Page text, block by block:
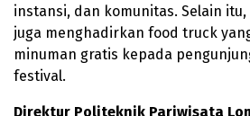
instansi, dan komunitas. Selain
juga menghadirkan food truck
minuman gratis kepada
festival.
Direktur Politeknik Pariwisata